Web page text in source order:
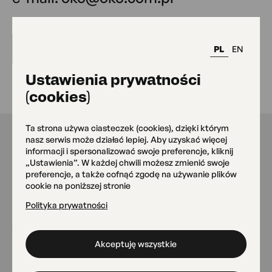
PL EN
Ustawienia prywatności
(cookies)
Ta strona używa ciasteczek (cookies), dzięki którym
nasz serwis może działać lepiej. Aby uzyskać więcej
informacji i spersonalizować swoje preferencje, kliknij
„Ustawienia”. W każdej chwili możesz zmienić swoje
preferencje, a także cofnąć zgodę na używanie plików
cookie na poniższej stronie
Polityka prywatności
Akceptuję wszystkie
Nasze miejsca
Grójecka 75